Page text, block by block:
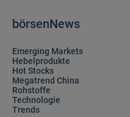
börsenNews
Emerging Markets
Hebelprodukte
Hot Stocks
Megatrend China
Rohstoffe
Technologie
Trends